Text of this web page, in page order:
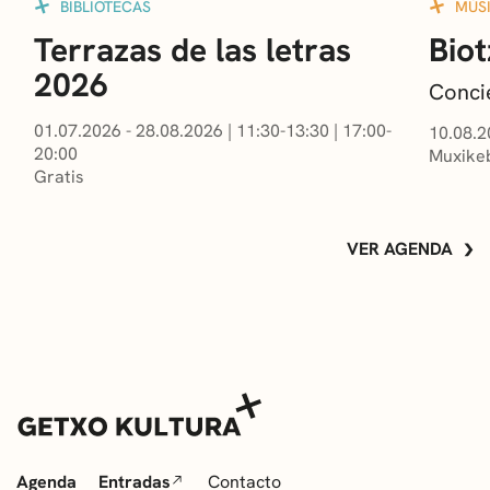
BIBLIOTECAS
Terrazas de las letras
2026
01.07.2026 - 28.08.2026 | 11:30-13:30 | 17:00-
20:00
Gratis
VER AGENDA
Agenda Entradas Contacto